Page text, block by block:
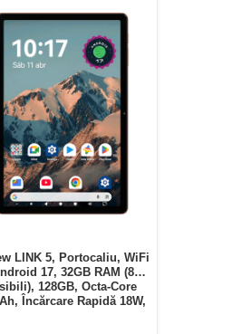
LINK 5, Portocaliu, WiFi
17, 32GB RAM (8GB
128GB, Octa-Core
Încărcare Rapidă 18W,